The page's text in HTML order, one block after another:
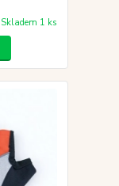
Skladem 1 ks